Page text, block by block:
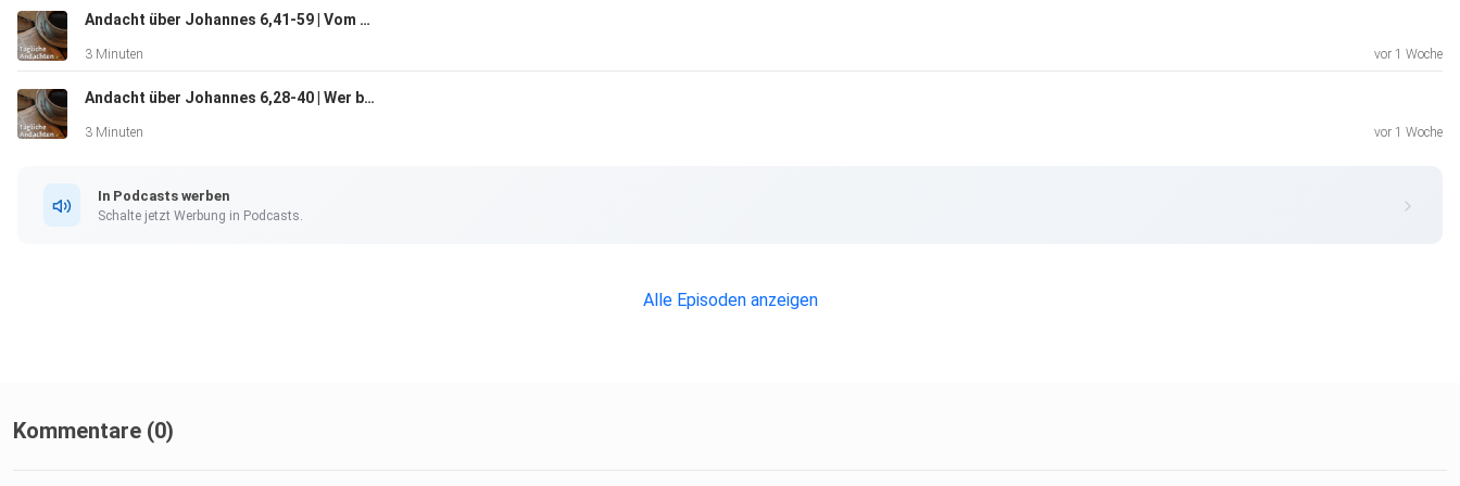
Andacht über Johannes 6,41-59 | Vom Himmel gekommen
3 Minuten vor 1 Woche
Andacht über Johannes 6,28-40 | Wer bewirkt Glauben?
3 Minuten vor 1 Woche
In Podcasts werben
Schalte jetzt Werbung in Podcasts.
Alle Episoden anzeigen
Kommentare (0)